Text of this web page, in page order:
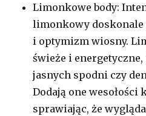
Limonkowe body:
limonkowy doskonale
i optymizm wiosny.
świeże i
jasnych spodni czy
Dodają one wesołości
sprawiając, że